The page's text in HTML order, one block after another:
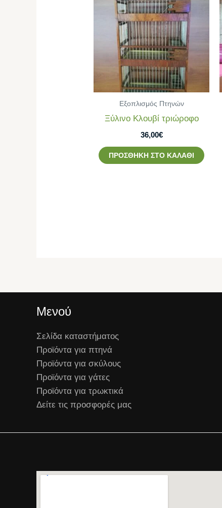
Εξοπλισμός Πτηνών
Ξύλινο Κλουβί τριώροφο
36,00€
ΠΡΟΣΘΉΚΗ ΣΤΟ ΚΑΛΆΘΙ
Μενού
Σελίδα καταστήματος
Προϊόντα για πτηνά
Προϊόντα για σκύλους
Προϊόντα για γάτες
Προϊόντα για τρωκτικά
Δείτε τις προσφορές μας